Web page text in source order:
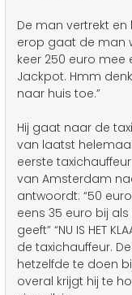
De man vertrekt
erop gaat de man
keer 250 euro mee
Jackpot. Hmm
naar huis toe.”
Hij gaat naar de
van laatst
eerste
van Amsterdam
antwoordt: “50
eens 35 euro bij
geeft” “NU IS HET
de taxichauffeur.
hetzelfde te doen
overal krijgt hij te